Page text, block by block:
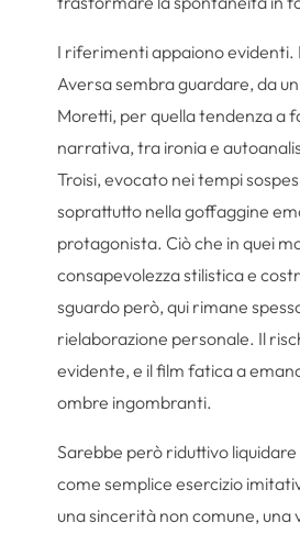
I riferimenti appaiono evidenti.
Aversa sembra guardare, da
Moretti, per quella tendenza a
narrativa, tra ironia e
Troisi, evocato nei tempi
soprattutto nella goffaggine
protagonista. Ciò che in quei
consapevolezza stilistica e
sguardo però, qui rimane
rielaborazione personale. Il
evidente, e il film fatica a
ombre ingombranti.
Sarebbe però riduttivo liquidare
come semplice esercizio
una sincerità non comune, una